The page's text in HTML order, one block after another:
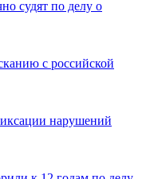
судят по делу о
с российской
нарушений